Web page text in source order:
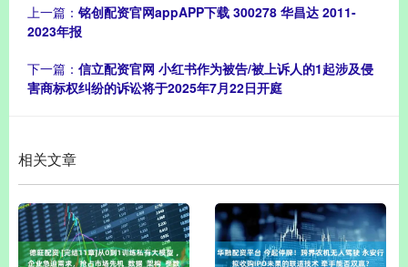
上一篇： 铭创配资官网appAPP下载 300278 华昌达 2011-
2023年报
下一篇： 信立配资官网 小红书作为被告/被上诉人的1起涉及侵
害商标权纠纷的诉讼将于2025年7月22日开庭
相关文章